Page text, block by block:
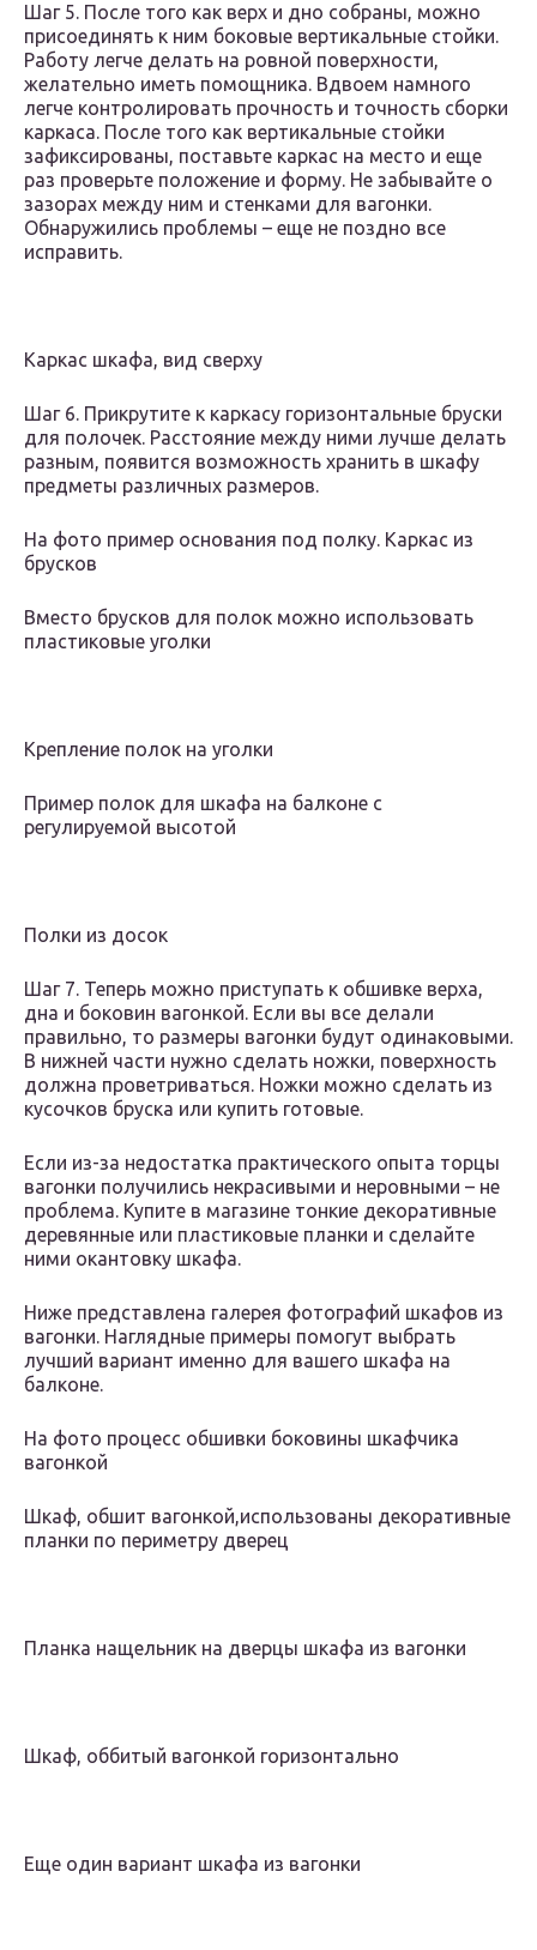
Шаг 5. После того как верх и дно собраны, можно
присоединять к ним боковые вертикальные стойки.
Работу легче делать на ровной поверхности,
желательно иметь помощника. Вдвоем намного
легче контролировать прочность и точность сборки
каркаса. После того как вертикальные стойки
зафиксированы, поставьте каркас на место и еще
раз проверьте положение и форму. Не забывайте о
зазорах между ним и стенками для вагонки.
Обнаружились проблемы – еще не поздно все
исправить.
Каркас шкафа, вид сверху
Шаг 6. Прикрутите к каркасу горизонтальные бруски
для полочек. Расстояние между ними лучше делать
разным, появится возможность хранить в шкафу
предметы различных размеров.
На фото пример основания под полку. Каркас из
брусков
Вместо брусков для полок можно использовать
пластиковые уголки
Крепление полок на уголки
Пример полок для шкафа на балконе с
регулируемой высотой
Полки из досок
Шаг 7. Теперь можно приступать к обшивке верха,
дна и боковин вагонкой. Если вы все делали
правильно, то размеры вагонки будут одинаковыми.
В нижней части нужно сделать ножки, поверхность
должна проветриваться. Ножки можно сделать из
кусочков бруска или купить готовые.
Если из-за недостатка практического опыта торцы
вагонки получились некрасивыми и неровными – не
проблема. Купите в магазине тонкие декоративные
деревянные или пластиковые планки и сделайте
ними окантовку шкафа.
Ниже представлена галерея фотографий шкафов из
вагонки. Наглядные примеры помогут выбрать
лучший вариант именно для вашего шкафа на
балконе.
На фото процесс обшивки боковины шкафчика
вагонкой
Шкаф, обшит вагонкой,использованы декоративные
планки по периметру дверец
Планка нащельник на дверцы шкафа из вагонки
Шкаф, оббитый вагонкой горизонтально
Еще один вариант шкафа из вагонки